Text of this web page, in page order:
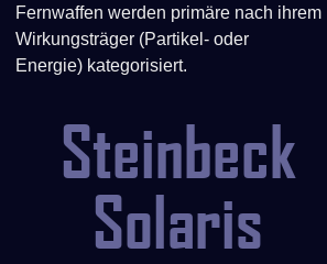
Fernwaffen werden primäre nach ihrem
Wirkungsträger (Partikel- oder
Energie) kategorisiert.
Steinbeck
Solaris